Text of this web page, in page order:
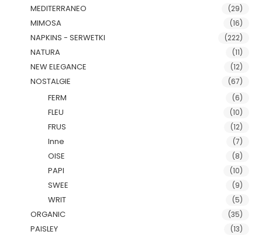
MEDITERRANEO (29)
MIMOSA (16)
NAPKINS - SERWETKI (222)
NATURA (11)
NEW ELEGANCE (12)
NOSTALGIE (67)
FERM (6)
FLEU (10)
FRUS (12)
Inne (7)
OISE (8)
PAPI (10)
SWEE (9)
WRIT (5)
ORGANIC (35)
PAISLEY (13)